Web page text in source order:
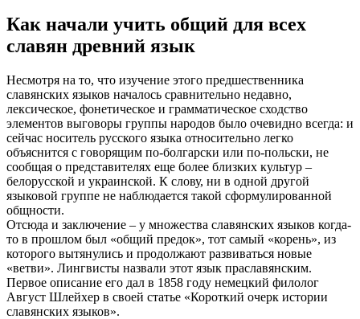
Как начали учить общий для всех
славян древний язык
Несмотря на то, что изучение этого предшественника
славянских языков началось сравнительно недавно,
лексическое, фонетическое и грамматическое сходство
элементов выговоры группы народов было очевидно всегда: и
сейчас носитель русского языка относительно легко
объяснится с говорящим по-болгарски или по-польски, не
сообщая о представителях еще более близких культур –
белорусской и украинской. К слову, ни в одной другой
языковой группе не наблюдается такой сформулированной
общности.
Отсюда и заключение – у множества славянских языков когда-
то в прошлом был «общий предок», тот самый «корень», из
которого вытянулись и продолжают развиваться новые
«ветви». Лингвисты назвали этот язык праславянским.
Первое описание его дал в 1858 году немецкий филолог
Август Шлейхер в своей статье «Короткий очерк истории
славянских языков».